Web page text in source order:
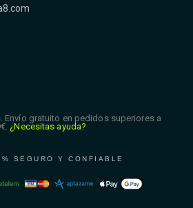
Envío gratuito en pedidos superiores a
¿Necesitas ayuda?
SEGURO Y CONFIABLE